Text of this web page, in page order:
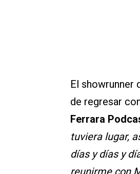
El showrunner
de regresar
Ferrara
tuviera lugar,
días y días y
reunirme con